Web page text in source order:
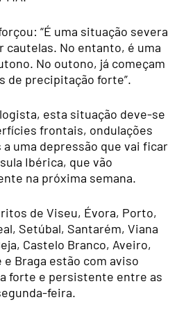
“É uma situação severa
cautelas. No entanto, é uma
No outono, já começam
de precipitação forte”.
esta situação deve-se
frontais, ondulações
uma depressão que vai ficar
Ibérica, que vão
na próxima semana.
de Viseu, Évora, Porto,
Setúbal, Santarém, Viana
Castelo Branco, Aveiro,
Braga estão com aviso
forte e persistente entre as
feira.